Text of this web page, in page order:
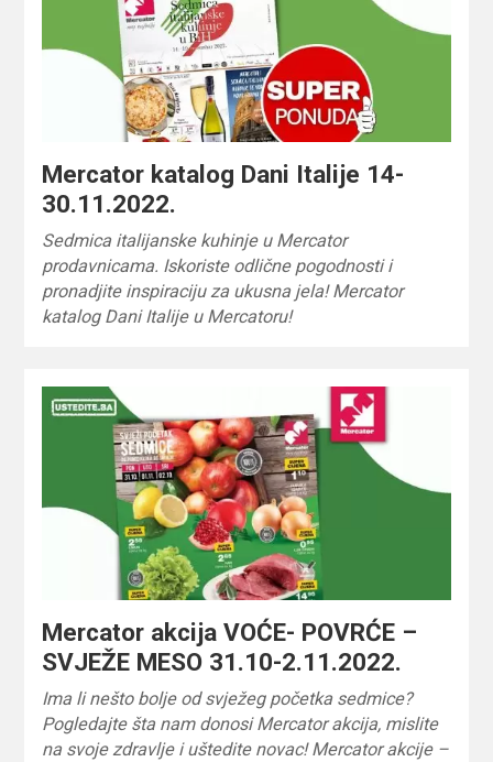
Mercator katalog Dani Italije 14-
30.11.2022.
Sedmica italijanske kuhinje u Mercator
prodavnicama. Iskoriste odlične pogodnosti i
pronadjite inspiraciju za ukusna jela! Mercator
katalog Dani Italije u Mercatoru!
Mercator akcija VOĆE- POVRĆE –
SVJEŽE MESO 31.10-2.11.2022.
Ima li nešto bolje od svježeg početka sedmice?
Pogledajte šta nam donosi Mercator akcija, mislite
na svoje zdravlje i uštedite novac! Mercator akcije –